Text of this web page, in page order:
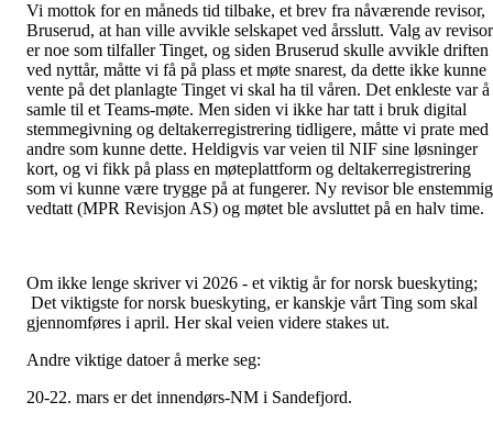
Vi mottok for en måneds tid tilbake, et brev fra nåværende revisor,
Bruserud, at han ville avvikle selskapet ved årsslutt. Valg av revisor
er noe som tilfaller Tinget, og siden Bruserud skulle avvikle driften
ved nyttår, måtte vi få på plass et møte snarest, da dette ikke kunne
vente på det planlagte Tinget vi skal ha til våren. Det enkleste var å
samle til et Teams-møte. Men siden vi ikke har tatt i bruk digital
stemmegivning og deltakerregistrering tidligere, måtte vi prate med
andre som kunne dette. Heldigvis var veien til NIF sine løsninger
kort, og vi fikk på plass en møteplattform og deltakerregistrering
som vi kunne være trygge på at fungerer. Ny revisor ble enstemmig
vedtatt (MPR Revisjon AS) og møtet ble avsluttet på en halv time.
Om ikke lenge skriver vi 2026 - et viktig år for norsk bueskyting;
Det viktigste for norsk bueskyting, er kanskje vårt Ting som skal
gjennomføres i april. Her skal veien videre stakes ut.
Andre viktige datoer å merke seg:
20-22. mars er det innendørs-NM i Sandefjord.